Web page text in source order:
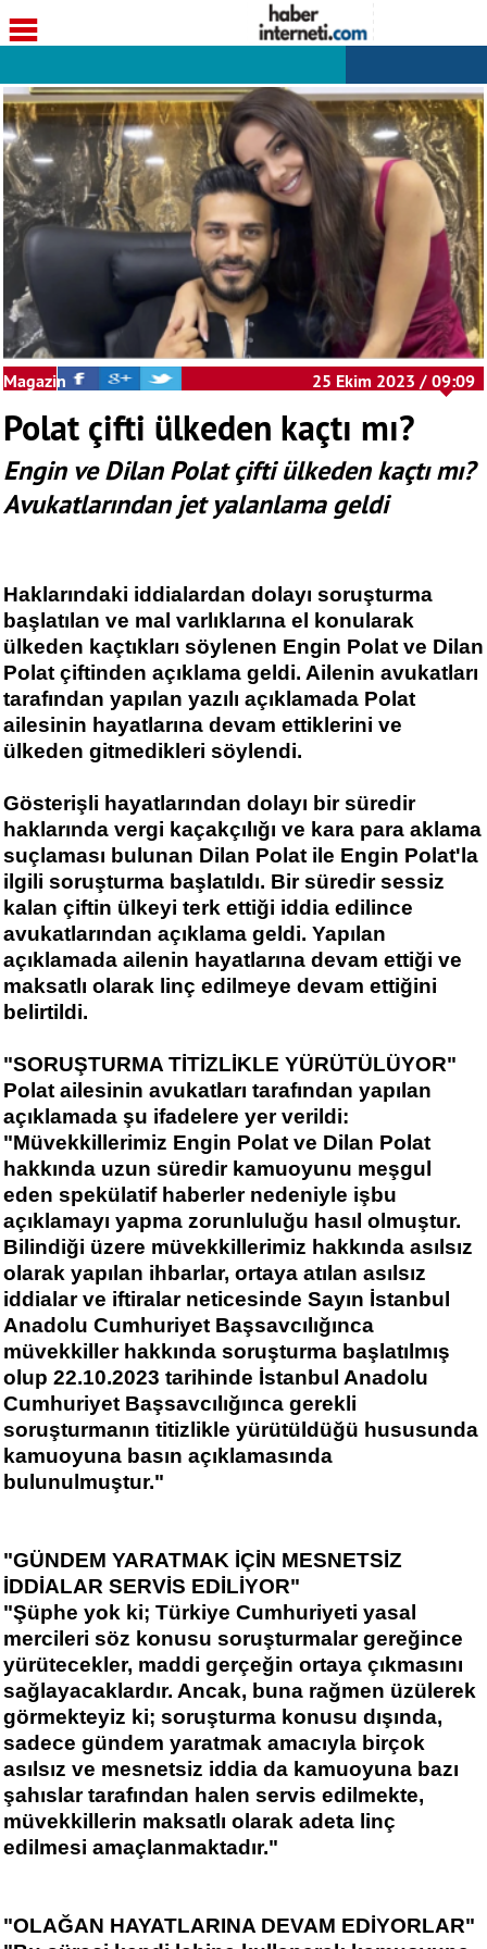
Magazin 25 Ekim 2023 / 09:09
Polat çifti ülkeden kaçtı mı?
Engin ve Dilan Polat çifti ülkeden kaçtı mı?
Avukatlarından jet yalanlama geldi
Haklarındaki iddialardan dolayı soruşturma
başlatılan ve mal varlıklarına el konularak
ülkeden kaçtıkları söylenen Engin Polat ve Dilan
Polat çiftinden açıklama geldi. Ailenin avukatları
tarafından yapılan yazılı açıklamada Polat
ailesinin hayatlarına devam ettiklerini ve
ülkeden gitmedikleri söylendi.
Gösterişli hayatlarından dolayı bir süredir
haklarında vergi kaçakçılığı ve kara para aklama
suçlaması bulunan Dilan Polat ile Engin Polat'la
ilgili soruşturma başlatıldı. Bir süredir sessiz
kalan çiftin ülkeyi terk ettiği iddia edilince
avukatlarından açıklama geldi. Yapılan
açıklamada ailenin hayatlarına devam ettiği ve
maksatlı olarak linç edilmeye devam ettiğini
belirtildi.
"SORUŞTURMA TİTİZLİKLE YÜRÜTÜLÜYOR"
Polat ailesinin avukatları tarafından yapılan
açıklamada şu ifadelere yer verildi:
"Müvekkillerimiz Engin Polat ve Dilan Polat
hakkında uzun süredir kamuoyunu meşgul
eden spekülatif haberler nedeniyle işbu
açıklamayı yapma zorunluluğu hasıl olmuştur.
Bilindiği üzere müvekkillerimiz hakkında asılsız
olarak yapılan ihbarlar, ortaya atılan asılsız
iddialar ve iftiralar neticesinde Sayın İstanbul
Anadolu Cumhuriyet Başsavcılığınca
müvekkiller hakkında soruşturma başlatılmış
olup 22.10.2023 tarihinde İstanbul Anadolu
Cumhuriyet Başsavcılığınca gerekli
soruşturmanın titizlikle yürütüldüğü hususunda
kamuoyuna basın açıklamasında
bulunulmuştur."
"GÜNDEM YARATMAK İÇİN MESNETSİZ
İDDİALAR SERVİS EDİLİYOR"
"Şüphe yok ki; Türkiye Cumhuriyeti yasal
mercileri söz konusu soruşturmalar gereğince
yürütecekler, maddi gerçeğin ortaya çıkmasını
sağlayacaklardır. Ancak, buna rağmen üzülerek
görmekteyiz ki; soruşturma konusu dışında,
sadece gündem yaratmak amacıyla birçok
asılsız ve mesnetsiz iddia da kamuoyuna bazı
şahıslar tarafından halen servis edilmekte,
müvekkillerin maksatlı olarak adeta linç
edilmesi amaçlanmaktadır."
"OLAĞAN HAYATLARINA DEVAM EDİYORLAR"